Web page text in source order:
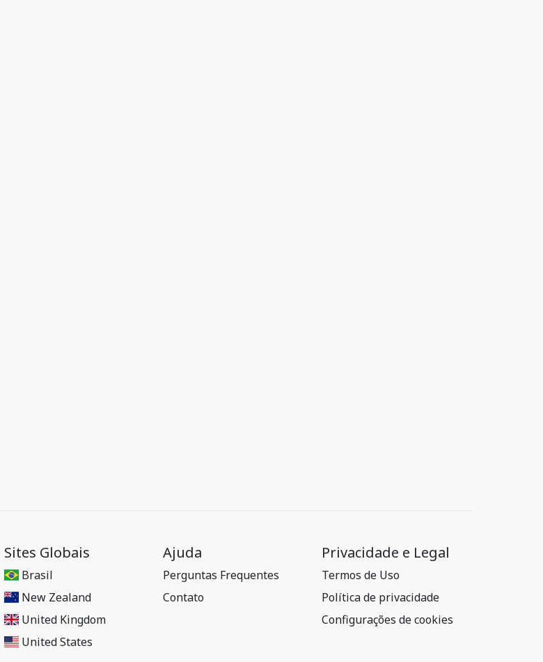
Sites Globais
Brasil
New Zealand
United Kingdom
United States
Ajuda
Perguntas Frequentes
Contato
Privacidade e Legal
Termos de Uso
Política de privacidade
Configurações de cookies